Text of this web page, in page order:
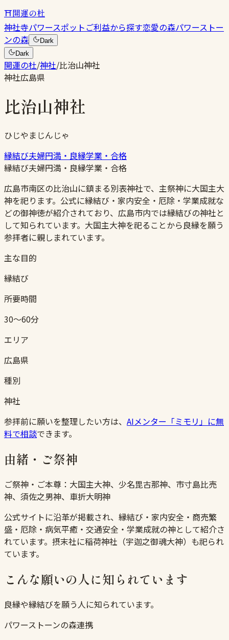
⛩開運の杜
神社寺パワースポットご利益から探す恋愛の森パワーストー
ンの森
Dark
Dark
開運の杜/神社/比治山神社
神社広島県
比治山神社
ひじやまじんじゃ
縁結び夫婦円満・良縁学業・合格
縁結び夫婦円満・良縁学業・合格
広島市南区の比治山に鎮まる別表神社で、主祭神に大国主大
神を祀ります。公式に縁結び・家内安全・厄除・学業成就な
どの御神徳が紹介されており、広島市内では縁結びの神社と
して知られています。大国主大神を祀ることから良縁を願う
参拝者に親しまれています。
主な目的
縁結び
所要時間
30〜60分
エリア
広島県
種別
神社
参拝前に願いを整理したい方は、 AIメンター「ミモリ」に無
料で相談できます。
由緒・ご祭神
ご祭神・ご本尊： 大国主大神、少名毘古那神、市寸島比売
神、須佐之男神、車折大明神
公式サイトに沿革が掲載され、縁結び・家内安全・商売繁
盛・厄除・病気平癒・交通安全・学業成就の神として紹介さ
れています。摂末社に稲荷神社（宇迦之御魂大神）も祀られ
ています。
こんな願いの人に知られています
良縁や縁結びを願う人に知られています。
パワーストーンの森連携